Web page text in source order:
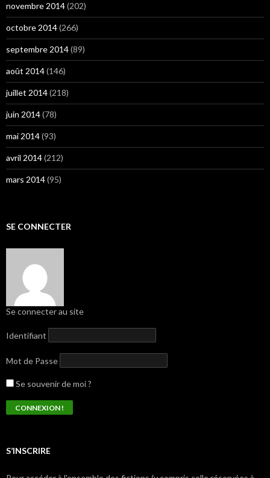
novembre 2014(202)
octobre 2014(266)
septembre 2014(89)
août 2014(146)
juillet 2014(218)
juin 2014(78)
mai 2014(93)
avril 2014(212)
mars 2014(95)
SE CONNECTER
Se connecter au site
Identifiant
Mot de Passe
Se souvenir de moi ?
S’INSCRIRE